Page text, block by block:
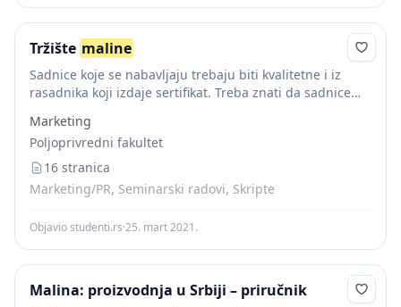
Tržište maline
Sadnice koje se nabavljaju trebaju biti kvalitetne i iz
rasadnika koji izdaje sertifikat. Treba znati da sadnice
iz staklenika i na...
Marketing
Poljoprivredni fakultet
16 stranica
Marketing/PR, Seminarski radovi, Skripte
Objavio studenti.rs·25. mart 2021.
Malina: proizvodnja u Srbiji – priručnik